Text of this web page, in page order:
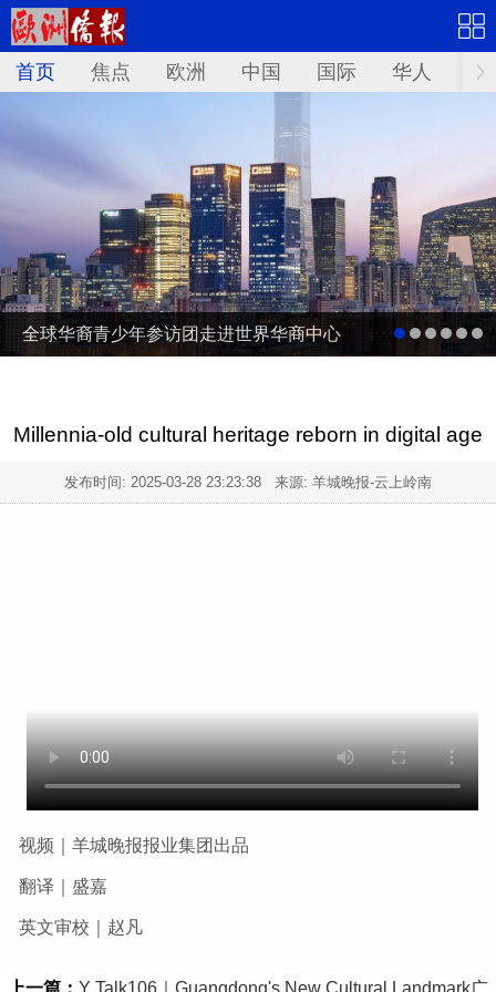
首页 焦点 欧洲 中国 国际 华人 文
全球华裔青少年参访团走进世界华商中心
Millennia-old cultural heritage reborn in digital age
发布时间: 2025-03-28 23:23:38 来源: 羊城晚报-云上岭南
视频｜羊城晚报报业集团出品
翻译｜盛嘉
英文审校｜赵凡
上一篇： Y Talk106｜Guangdong's New Cultural Landmark广